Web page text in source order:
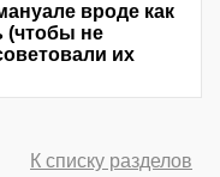
вроде как
(чтобы не
их
К списку разделов